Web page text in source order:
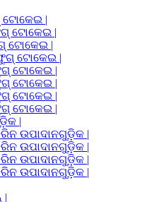
ଟୋକେଇ |
ଟୋକେଇ |
ଟୋକେଇ |
ଟୋକେଇ |
ଟୋକେଇ |
ଟୋକେଇ |
ଟୋକେଇ |
ଟୋକେଇ |
|
ଉପାଦାନଗୁଡ଼ିକ |
ଉପାଦାନଗୁଡ଼ିକ |
ଉପାଦାନଗୁଡ଼ିକ |
ଉପାଦାନଗୁଡ଼ିକ |
|